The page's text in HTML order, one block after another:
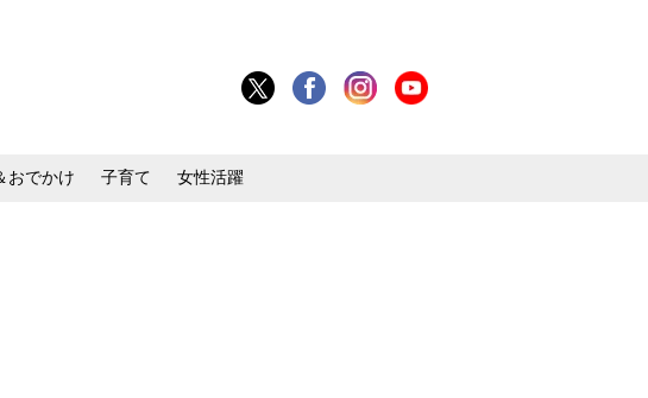
おでかけ 子育て 女性活躍